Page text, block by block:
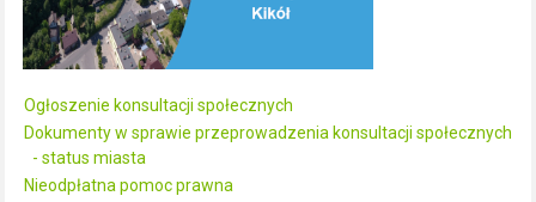
Ogłoszenie konsultacji społecznych
Dokumenty w sprawie przeprowadzenia konsultacji społecznych
- status miasta
Nieodpłatna pomoc prawna